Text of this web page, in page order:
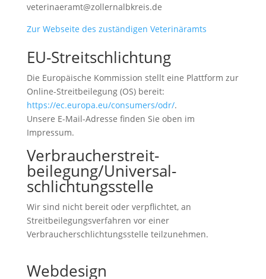
veterinaeramt@zollernalbkreis.de
Zur Webseite des zuständigen Veterinäramts
EU-Streitschlichtung
Die Europäische Kommission stellt eine Plattform zur
Online-Streitbeilegung (OS) bereit:
https://ec.europa.eu/consumers/odr/.
Unsere E-Mail-Adresse finden Sie oben im
Impressum.
Verbraucher­streit­
beilegung/Universal­
schlichtungs­stelle
Wir sind nicht bereit oder verpflichtet, an
Streitbeilegungsverfahren vor einer
Verbraucherschlichtungsstelle teilzunehmen.
Webdesign